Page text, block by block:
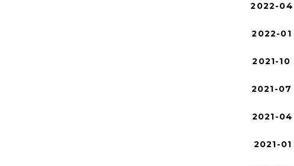
2022-04
2022-01
2021-10
2021-07
2021-04
2021-01